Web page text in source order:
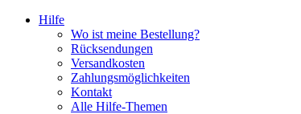
Hilfe
Wo ist meine Bestellung?
Rücksendungen
Versandkosten
Zahlungsmöglichkeiten
Kontakt
Alle Hilfe-Themen